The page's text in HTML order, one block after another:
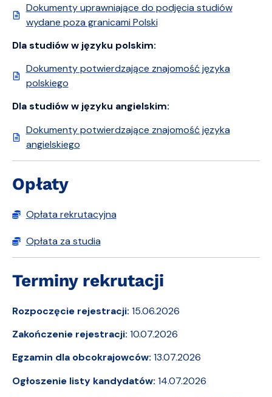
Dokumenty uprawniające do podjęcia studiów
wydane poza granicami Polski
Dla studiów w języku polskim:
Dokumenty potwierdzające znajomość języka
polskiego
Dla studiów w języku angielskim:
Dokumenty potwierdzające znajomość języka
angielskiego
Opłaty
Opłata rekrutacyjna
Opłata za studia
Terminy rekrutacji
Rozpoczęcie rejestracji: 15.06.2026
Zakończenie rejestracji: 10.07.2026
Egzamin dla obcokrajowców: 13.07.2026
Ogłoszenie listy kandydatów: 14.07.2026